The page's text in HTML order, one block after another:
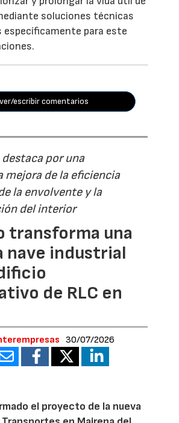
soluciones técnicas
específicamente para este
ver/escribir comentarios
por una
mejora de la eficiencia
la envolvente y la
del interior
transforma una
nave industrial
de RLC en
30/07/2026
el proyecto de la nueva